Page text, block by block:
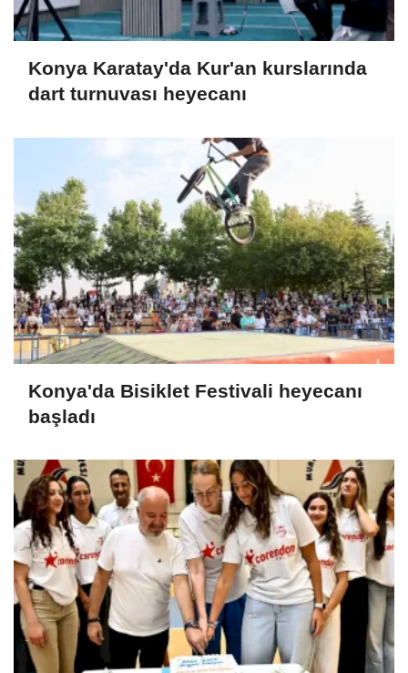
Konya Karatay'da Kur'an kurslarında
dart turnuvası heyecanı
Konya'da Bisiklet Festivali heyecanı
başladı